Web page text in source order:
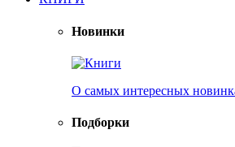
Новинки
О самых интересных
Подборки